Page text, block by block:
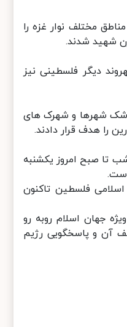
مختلف نوار غزه را
صهیونیستی به نوار غزه در عصر جمعه تاکنون ۲۱۵ شهروند دیگر فلسطینی نیز
شهرها و شهرک های
هدف قرار دادند.
صبح امروز یکشنبه
فلسطین تاکنون
اسلام روبه رو
و پاسخگویی رژیم